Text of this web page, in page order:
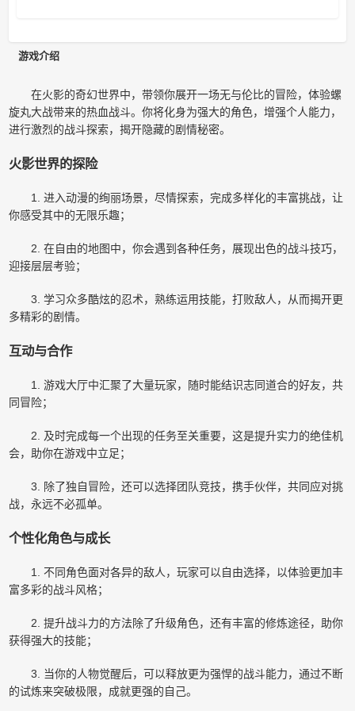
游戏介绍
在火影的奇幻世界中，带领你展开一场无与伦比的冒险，体验螺
旋丸大战带来的热血战斗。你将化身为强大的角色，增强个人能力，
进行激烈的战斗探索，揭开隐藏的剧情秘密。
火影世界的探险
1. 进入动漫的绚丽场景，尽情探索，完成多样化的丰富挑战，让
你感受其中的无限乐趣；
2. 在自由的地图中，你会遇到各种任务，展现出色的战斗技巧，
迎接层层考验；
3. 学习众多酷炫的忍术，熟练运用技能，打败敌人，从而揭开更
多精彩的剧情。
互动与合作
1. 游戏大厅中汇聚了大量玩家，随时能结识志同道合的好友，共
同冒险；
2. 及时完成每一个出现的任务至关重要，这是提升实力的绝佳机
会，助你在游戏中立足；
3. 除了独自冒险，还可以选择团队竞技，携手伙伴，共同应对挑
战，永远不必孤单。
个性化角色与成长
1. 不同角色面对各异的敌人，玩家可以自由选择，以体验更加丰
富多彩的战斗风格；
2. 提升战斗力的方法除了升级角色，还有丰富的修炼途径，助你
获得强大的技能；
3. 当你的人物觉醒后，可以释放更为强悍的战斗能力，通过不断
的试炼来突破极限，成就更强的自己。